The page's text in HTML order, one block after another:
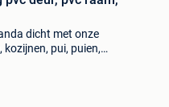
dicht met onze
pui, puien,